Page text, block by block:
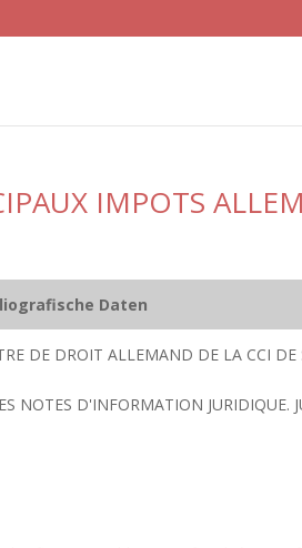
IMPOTS
Daten
DE DROIT ALLEMAND DE LA CCI
NOTES D'INFORMATION JURIDIQUE.